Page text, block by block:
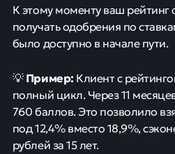
К этому моменту ваш рейтинг
получать одобрения по
было доступно в начале пути.
💡Пример: Клиент с
полный цикл. Через 11
760 баллов. Это позволило
под 12,4% вместо 18,9%,
рублей за 15 лет.